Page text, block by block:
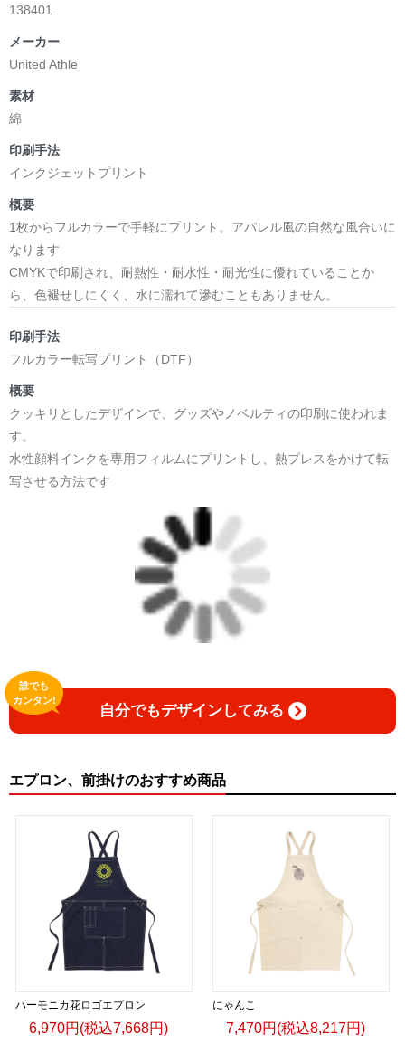
日本語版: https://amzn.asia/d/8oNk92Q
小説 [弛まぬ言霊]
挿画&グッズカタログ <デザイン画集:BEST版>
＜著者:作詞/挿画作成＞ 凛々風 猛 -リリカゼタケル
☆本作品内で表現されている作詞20曲も掲載.
日本語版: https://amzn.asia/d/1pxD3g4
小説 [弛まぬ言霊] 挿画&グッズカタログ
<デザイン画集:Comics Style Version.>
日本語版: https://amzn.asia/d/fxD6D5U
小説 [弛まぬ言霊] <挿画:スケッチ&塗り絵ver.>
-挿画デザイン画集&グッズカタログ-
https://amzn.asia/d/0dgbLm4e
<デザイン画集&グッズカタログ>
＿＿＿＿＿＿＿＿＿＿＿＿＿＿＿＿＿＿＿＿＿＿
小説 [刺すように燃えるような眼差しは] -Version1.
挿画&グッズカタログ <デザイン画集:BEST版>
＜著者:挿画作成＞ 凛々風 猛 -リリカゼタケル
日本語版: https://amzn.asia/d/fMWTZVg
小説 [刺すように燃えるような眼差しは] -Version2.
挿画&グッズカタログ <デザイン画集:BEST版>
＜著者:絵本/挿画作成＞ 凛々風 猛 -リリカゼタケル
日本語版: https://amzn.asia/d/hMo8oB0
▶︎小説 [刺すように燃えるような眼差しは]
-Comics Style Version.
＜著者/絵本:挿画作成＞ 凛々風 猛 -リリカゼタケル
日本語版: https://amzn.asia/d/gPVyU1t
＿＿＿＿＿＿＿＿＿＿＿＿＿＿＿＿＿＿＿＿＿＿
▶︎SUZURI https://suzuri.jp/ririkazetakeru
▶︎GICLEEPOD
https://gicleepod.com/store/artist-ririkazetakeru
138401
メーカー
United Athle
素材
綿
印刷手法
インクジェットプリント
概要
1枚からフルカラーで手軽にプリント。アパレル風の自然な風合いに
なります
CMYKで印刷され、耐熱性・耐水性・耐光性に優れていることか
ら、色褪せしにくく、水に濡れて滲むこともありません。
印刷手法
フルカラー転写プリント（DTF）
概要
クッキリとしたデザインで、グッズやノベルティの印刷に使われま
す。
水性顔料インクを専用フィルムにプリントし、熱プレスをかけて転
写させる方法です
自分でもデザインしてみる
誰でも
カンタン!
エプロン、前掛けのおすすめ商品
ハーモニカ花ロゴエプロン
6,970円(税込7,668円)
にゃんこ
7,470円(税込8,217円)